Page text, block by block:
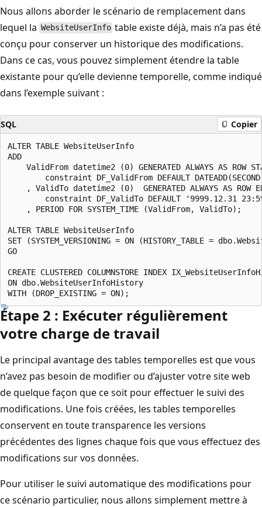
Nous allons aborder le scénario de remplacement dans
lequel la WebsiteUserInfo table existe déjà, mais n’a pas été
conçu pour conserver un historique des modifications.
Dans ce cas, vous pouvez simplement étendre la table
existante pour qu’elle devienne temporelle, comme indiqué
dans l’exemple suivant :
SQL Copier
ALTER TABLE WebsiteUserInfo
ADD
ValidFrom datetime2 (0) GENERATED ALWAYS AS ROW
constraint DF_ValidFrom DEFAULT
, ValidTo datetime2 (0)  GENERATED ALWAYS AS ROW
constraint DF_ValidTo DEFAULT '9999.12.31
    , PERIOD FOR SYSTEM_TIME (ValidFrom, ValidTo);
ALTER TABLE WebsiteUserInfo
SET (SYSTEM_VERSIONING = ON (HISTORY_TABLE =
GO
CREATE CLUSTERED COLUMNSTORE INDEX
ON dbo.WebsiteUserInfoHistory
Étape 2 : Exécuter régulièrement
votre charge de travail
Le principal avantage des tables temporelles est que vous
n’avez pas besoin de modifier ou d’ajuster votre site web
de quelque façon que ce soit pour effectuer le suivi des
modifications. Une fois créées, les tables temporelles
conservent en toute transparence les versions
précédentes des lignes chaque fois que vous effectuez des
modifications sur vos données.
Pour utiliser le suivi automatique des modifications pour
ce scénario particulier, nous allons simplement mettre à